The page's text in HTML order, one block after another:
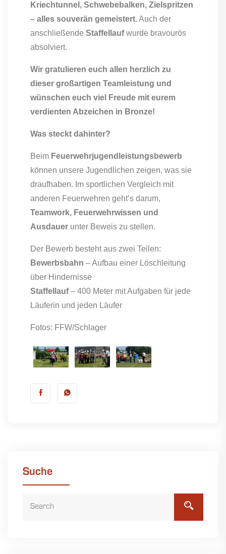
Kriechtunnel, Schwebebalken, Zielspritzen
– alles souverän gemeistert.Auch der
anschließende Staffellaufwurde bravourös
absolviert.
Wir gratulieren euch allen herzlich zu
dieser großartigen Teamleistung und
wünschen euch viel Freude mit eurem
verdienten Abzeichen in Bronze!
Was steckt dahinter?
Beim Feuerwehrjugendleistungsbewerb
können unsere Jugendlichen zeigen, was sie
draufhaben. Im sportlichen Vergleich mit
anderen Feuerwehren geht’s darum,
Teamwork, Feuerwehrwissen und
Ausdauer unter Beweis zu stellen.
Der Bewerb besteht aus zwei Teilen:
Bewerbsbahn – Aufbau einer Löschleitung
über Hindernisse
Staffellauf– 400 Meter mit Aufgaben für jede
Läuferin und jeden Läufer
Fotos: FFW/Schlager
Suche